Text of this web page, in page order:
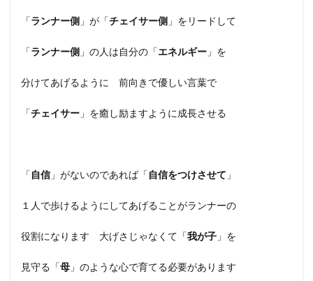
「ランナー側 」が「チェイサー側 」をリードして
「ランナー側 」の人は自分の「エネルギー 」を
分けてあげるように 前向きで優しい言葉で
「チェイサー 」を癒し励ますように成長させる
「 自信」がないのであれば「 自信をつけさせて 」
１人で歩けるようにしてあげることがランナーの
役割になります 大げさじゃなくて「我が子 」を
見守る「母 」のような心で育てる必要があります